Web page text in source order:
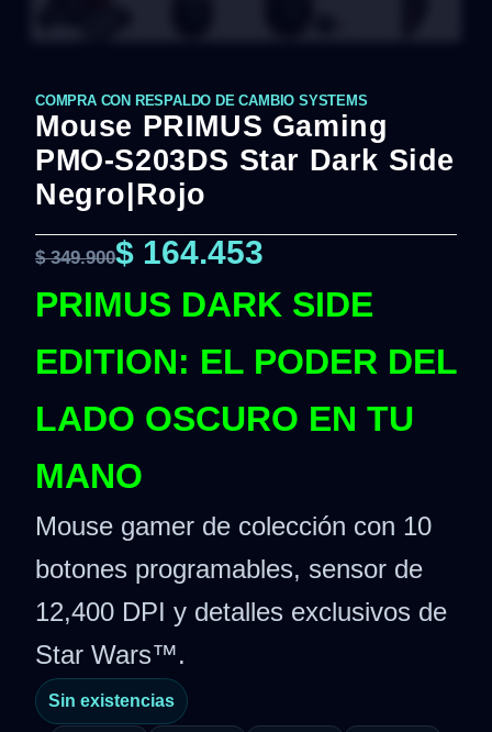
COMPRA CON RESPALDO DE CAMBIO SYSTEMS
Mouse PRIMUS Gaming
PMO-S203DS Star Dark Side
Negro|Rojo
$349.900$ 164.453
PRIMUS DARK SIDE
EDITION: EL PODER DEL
LADO OSCURO EN TU
MANO
Mouse gamer de colección con 10
botones programables, sensor de
12,400 DPI y detalles exclusivos de
Star Wars™.
Sin existencias